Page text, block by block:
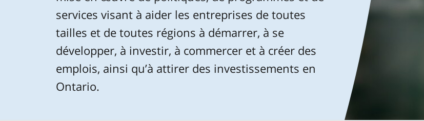
services visant à aider les entreprises de toutes
tailles et de toutes régions à démarrer, à se
développer, à investir, à commercer et à créer des
emplois, ainsi qu’à attirer des investissements en
Ontario.